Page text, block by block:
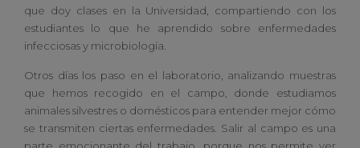
que doy clases en la Universidad, compartiendo con los
estudiantes lo que he aprendido sobre enfermedades
infecciosas y microbiología.
Otros días los paso en el laboratorio, analizando muestras
que hemos recogido en el campo, donde estudiamos
animales silvestres o domésticos para entender mejor cómo
se transmiten ciertas enfermedades. Salir al campo es una